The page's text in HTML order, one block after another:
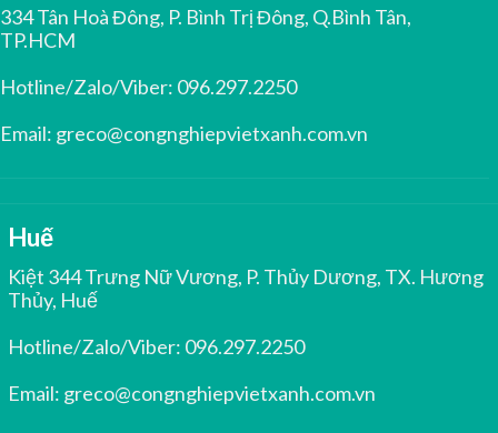
334 Tân Hoà Đông, P. Bình Trị Đông, Q.Bình Tân,
TP.HCM
Hotline/Zalo/Viber: 096.297.2250
Email: greco@congnghiepvietxanh.com.vn
Huế
Kiệt 344 Trưng Nữ Vương, P. Thủy Dương, TX. Hương
Thủy, Huế
Hotline/Zalo/Viber: 096.297.2250
Email: greco@congnghiepvietxanh.com.vn